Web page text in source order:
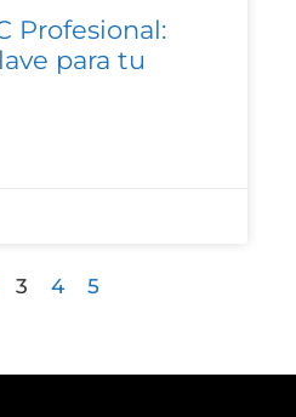
Profesional:
para tu
3 4 5